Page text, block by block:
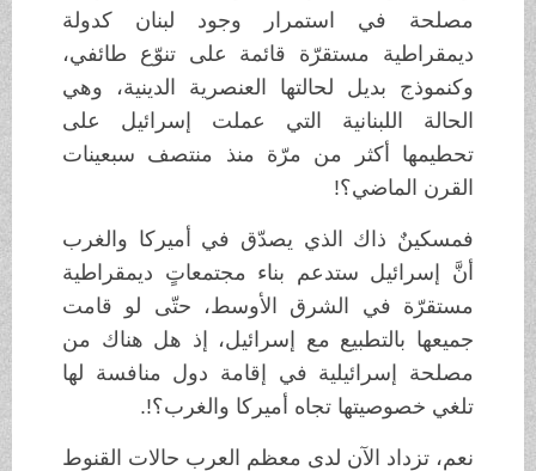
مصلحة في استمرار وجود لبنان كدولة
ديمقراطية مستقرّة قائمة على تنوّع طائفي،
وكنموذج بديل لحالتها العنصرية الدينية، وهي
الحالة اللبنانية التي عملت إسرائيل على
تحطيمها أكثر من مرّة منذ منتصف سبعينات
القرن الماضي؟!
فمسكينٌ ذاك الذي يصدّق في أميركا والغرب
أنَّ إسرائيل ستدعم بناء مجتمعاتٍ ديمقراطية
مستقرّة في الشرق الأوسط، حتّى لو قامت
جميعها بالتطبيع مع إسرائيل، إذ هل هناك من
مصلحة إسرائيلية في إقامة دول منافسة لها
تلغي خصوصيتها تجاه أميركا والغرب؟!.
نعم، تزداد الآن لدى معظم العرب حالات القنوط